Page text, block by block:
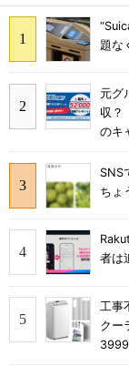
題な
元グ
収？
のキ
SNS
ちょ
者は
工事
クー